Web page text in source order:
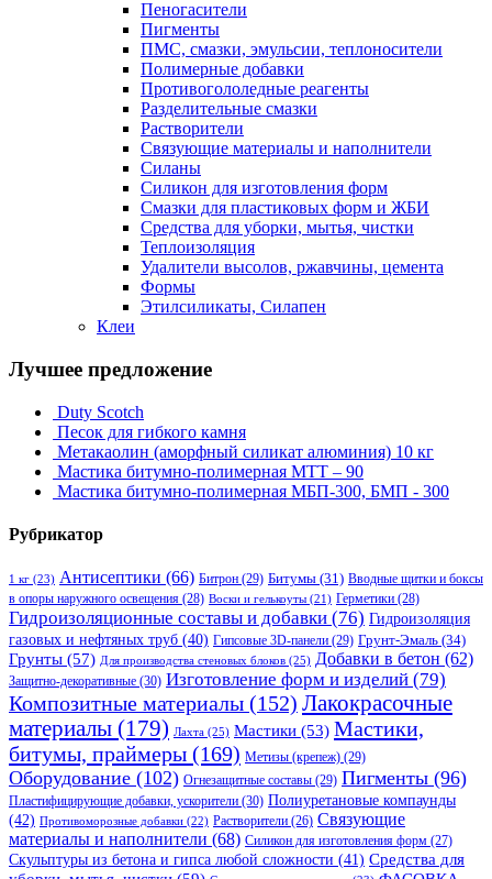
Пеногасители
Пигменты
ПМС, смазки, эмульсии, теплоносители
Полимерные добавки
Противогололедные реагенты
Разделительные смазки
Растворители
Связующие материалы и наполнители
Силаны
Силикон для изготовления форм
Смазки для пластиковых форм и ЖБИ
Средства для уборки, мытья, чистки
Теплоизоляция
Удалители высолов, ржавчины, цемента
Формы
Этилсиликаты, Силапен
Клеи
Лучшее предложение
Duty Scotch
Песок для гибкого камня
Метакаолин (аморфный силикат алюминия) 10 кг
Мастика битумно-полимерная МТТ – 90
Мастика битумно-полимерная МБП-300, БМП - 300
Рубрикатор
1 кг (23) Антисептики (66) Битрон (29) Битумы (31) Вводные щитки и боксы
в опоры наружного освещения (28) Воски и гелькоуты (21) Герметики (28)
Гидроизоляционные составы и добавки (76) Гидроизоляция
газовых и нефтяных труб (40) Гипсовые 3D-панели (29) Грунт-Эмаль (34)
Грунты (57) Для производства стеновых блоков (25) Добавки в бетон (62)
Защитно-декоративные (30) Изготовление форм и изделий (79)
Композитные материалы (152) Лакокрасочные
материалы (179) Лахта (25) Мастики (53) Мастики,
битумы, праймеры (169) Метизы (крепеж) (29)
Оборудование (102) Огнезащитные составы (29) Пигменты (96)
Пластифицирующие добавки, ускорители (30) Полиуретановые компаунды
(42) Противоморозные добавки (22) Растворители (26) Связующие
материалы и наполнители (68) Силикон для изготовления форм (27)
Скульптуры из бетона и гипса любой сложности (41) Средства для